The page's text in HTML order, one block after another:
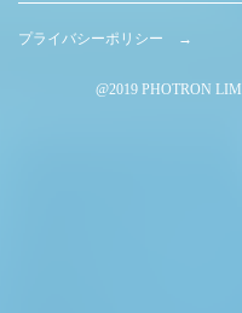
プライバシーポリシー →
@2019 PHOTRON